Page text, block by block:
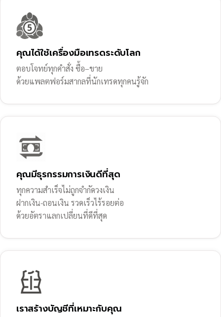
คุณได้ใช้เครื่องมือเทรดระดับโลก
ตอบโจทย์ทุกคำสั่ง ซื้อ–ขาย
ด้วยแพลตฟอร์มสากลที่นักเทรดทุกคนรู้จัก
คุณมีธุรกรรมการเงินดีที่สุด
ทุกความสำเร็จไม่ถูกจำกัดวงเงิน
ฝากเงิน-ถอนเงิน รวดเร็วไร้รอยต่อ
ด้วยอัตราแลกเปลี่ยนที่ดีที่สุด
เราสร้างบัญชีที่เหมาะกับคุณ